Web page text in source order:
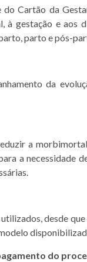
Cartão da
gestação e aos
parto e pós-
da
a
a necessidade
desde
do